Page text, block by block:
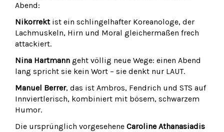
Abend:
Nikorrekt ist ein schlingelhafter Koreanologe, der
Lachmuskeln, Hirn und Moral gleichermaßen frech
attackiert.
Nina Hartmann geht völlig neue Wege: einen Abend
lang spricht sie kein Wort – sie denkt nur LAUT.
Manuel Berrer, das ist Ambros, Fendrich und STS auf
Innviertlerisch, kombiniert mit bösem, schwarzem
Humor.
Die ursprünglich vorgesehene Caroline Athanasiadis